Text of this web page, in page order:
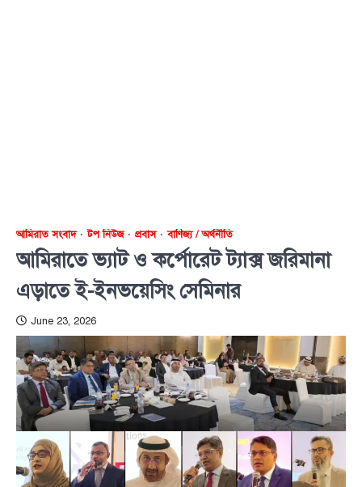
আমিরাত সংবাদ টপ নিউজ প্রবাস বাণিজ্য / অর্থনীতি
আমিরাতে ভ্যাট ও কর্পোরেট ট্যাক্স জরিমানা
এড়াতে ই-ইনভয়েসিং সেমিনার
June 23, 2026